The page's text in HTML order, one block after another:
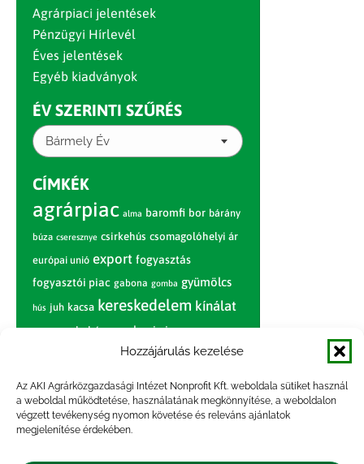
Hozzájárulás kezelése
Az AKI Agrárközgazdasági Intézet Nonprofit Kft. weboldala sütiket használ
a weboldal működtetése, használatának megkönnyítése, a weboldalon
végzett tevékenység nyomon követése és releváns ajánlatok
megjelenítése érdekében.
Agrárpiaci jelentések
Pénzügyi Hírlevél
Éves jelentések
Egyéb kiadványok
ÉV SZERINTI SZŰRÉS
Bármely Év
CÍMKÉK
agrárpiac alma baromfi bor bárány
búza cseresznye csirkehús csomagolóhelyi ár
európai unió export fogyasztás
fogyasztói piac gabona gomba gyümölcs
hús juh kacsa kereskedelem kínálat
körte marhahús nagybani piac narancs
nemzetközi árinformációk
paradicsom piac piaci jelentés
pulyka pulykahús sertés sertéshús
szarvasmarha termelés
termelői